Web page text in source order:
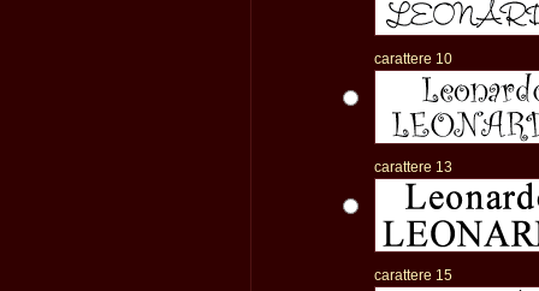
carattere 10
carattere 13
carattere 15